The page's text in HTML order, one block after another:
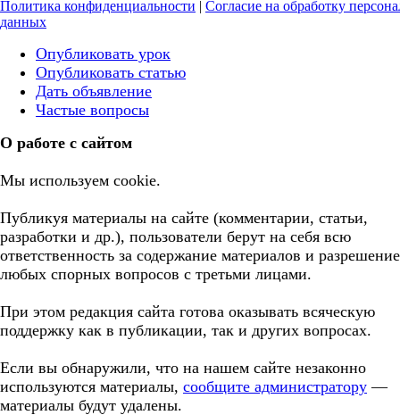
Политика конфиденциальности | Согласие на обработку
данных
Опубликовать урок
Опубликовать статью
Дать объявление
Частые вопросы
О работе с сайтом
Мы используем cookie.
Публикуя материалы на сайте (комментарии, статьи,
разработки и др.), пользователи берут на себя всю
ответственность за содержание материалов и разрешение
любых спорных вопросов с третьми лицами.
При этом редакция сайта готова оказывать всяческую
поддержку как в публикации, так и других вопросах.
Если вы обнаружили, что на нашем сайте незаконно
используются материалы, сообщите администратору —
материалы будут удалены.